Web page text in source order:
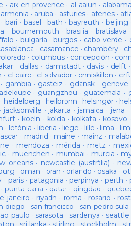
· aix-en-provence · al-aaiun · alabama
armenia · aruba · asturies· atenes ·
· bari · basel ·bath · bayreuth · beijing
·bournemouth · brasilia · bratislava
· bulgaria ·burgos · cabo verde ·
· casamance · chambéry ·
· columbus · concepción ·
· dallas· darmstadt· davis · delft·
· el caire · el salvador · enniskillen ·
gambia · gasteiz · gdansk · geneve
· guangzhou · guatemala ·
· heidelberg · heilbronn · helsingør ·
· jacksonville · jakarta · jamaica · jena ·
· koeln · kolda · kolkata · kosovo ·
· letònia · liberia · liege · lille · lima ·
· madrid · maine · mainz ·
· mendoza · mérida · metz ·
· muenchen · mumbai · murcia ·
orleans· newcastle (austràlia) ·
· oman · oran · orlando · osaka ·
· paris· patagonia ·perpinya · perth ·
·punta cana · qatar · qingdao ·
janeiro · riyadh · roma · rosario ·
diego · san francisco · san pedro sula
paulo · sarasota · sardenya · seattle
· sri lanka · stirling · stockholm ·